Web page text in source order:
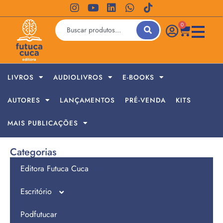
0
LIVROS AUDIOLIVROS E-BOOKS
AUTORES LANÇAMENTOS PRÉ-VENDA KITS
MAIS PUBLICAÇÕES
Categorias
Editora Futuca Cuca
Escritório
Jornada de Empreendedores
Podfutucar